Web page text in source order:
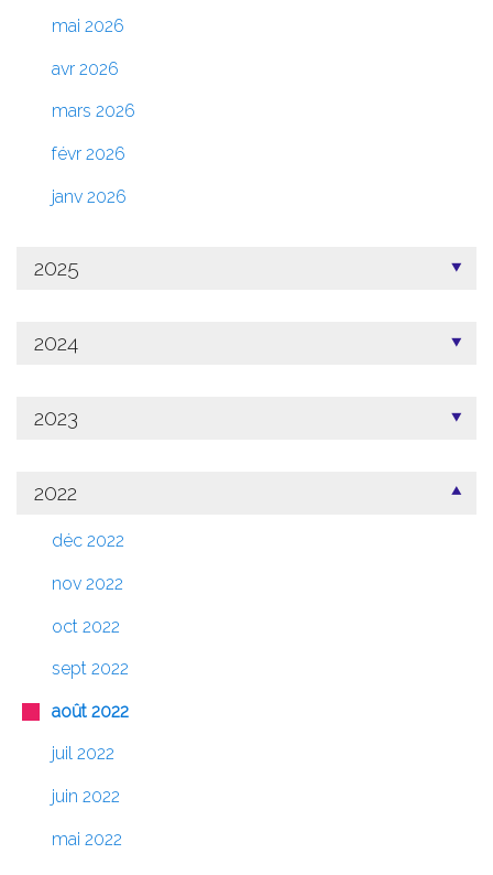
mai 2026
avr 2026
mars 2026
févr 2026
janv 2026
2025
2024
2023
2022
déc 2022
nov 2022
oct 2022
sept 2022
août 2022
juil 2022
juin 2022
mai 2022